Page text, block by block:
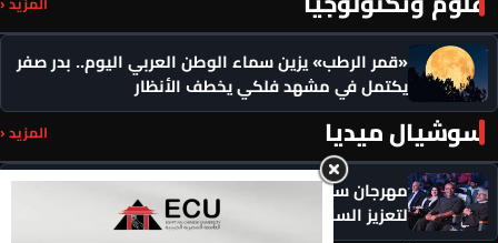
«قمر الرطب» يزين سماء الوطن العربي اليوم.. بدر صفر
يكتمل في مشهد فلكي يخطف الأنظار
سوشيال ميديا المزيد ‹
مهرجان سيمفوني للفنون يكرم رموزاً مؤثرة ويدعو
لتعزيز السلام